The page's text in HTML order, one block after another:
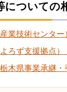
についての
業技術センター
ろず支援拠点）
木県事業承継・